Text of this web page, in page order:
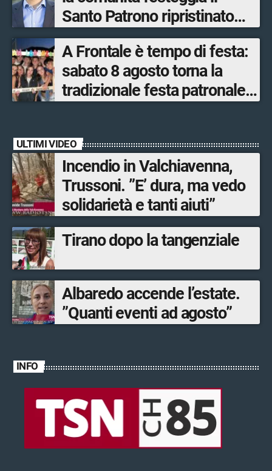
Santo Patrono ripristinato
dopo quattro secoli
A Frontale è tempo di festa:
sabato 8 agosto torna la
tradizionale festa patronale
musica dal vivo
ULTIMI VIDEO
Incendio in Valchiavenna,
Trussoni. ”E’ dura, ma vedo
solidarietà e tanti aiuti”
Tirano dopo la tangenziale
Albaredo accende l’estate.
”Quanti eventi ad agosto”
INFO